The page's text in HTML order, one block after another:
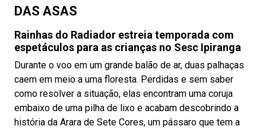
DAS ASAS
Rainhas do Radiador estreia temporada com
espetáculos para as crianças no Sesc Ipiranga
Durante o voo em um grande balão de ar, duas palhaças
caem em meio a uma floresta. Perdidas e sem saber
como resolver a situação, elas encontram uma coruja
embaixo de uma pilha de lixo e acabam descobrindo a
história da Arara de Sete Cores, um pássaro que tem a